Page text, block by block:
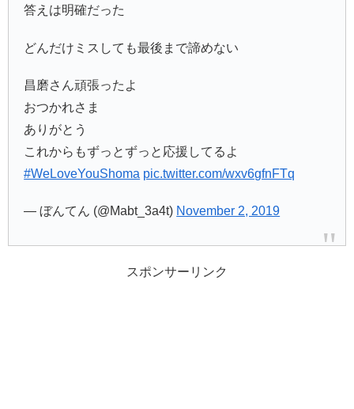
答えは明確だった
どんだけミスしても最後まで諦めない
昌磨さん頑張ったよ
おつかれさま
ありがとう
これからもずっとずっと応援してるよ
#WeLoveYouShoma pic.twitter.com/wxv6gfnFTq
— ぼんてん (@Mabt_3a4t) November 2, 2019
スポンサーリンク